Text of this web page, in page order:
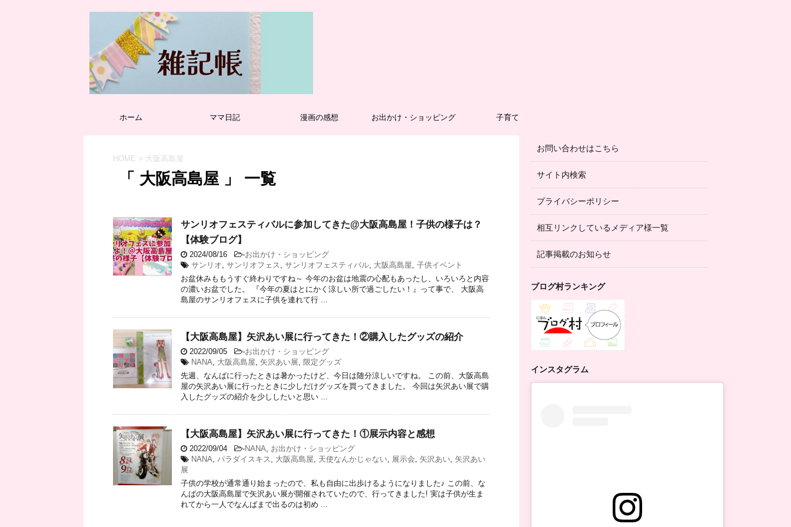
ホーム ママ日記 漫画の感想 お出かけ・ショッピング 子育て
HOME > 大阪高島屋
「 大阪高島屋 」 一覧
サンリオフェスティバルに参加してきた@大阪高島屋！子供の様子は？
【体験ブログ】
2024/08/16 -お出かけ・ショッピング
サンリオ サンリオフェス サンリオフェスティバル 大阪高島屋 子供イベント
お盆休みももうすぐ終わりですね～ 今年のお盆は地震の心配もあったし、いろいろと内容
の濃いお盆でした。 『今年の夏はとにかく涼しい所で過ごしたい！』って事で、 大阪高
島屋のサンリオフェスに子供を連れて行 ...
【大阪高島屋】矢沢あい展に行ってきた！②購入したグッズの紹介
2022/09/05 -お出かけ・ショッピング
NANA
大阪高島屋 矢沢あい展 限定グッズ
先週、なんばに行ったときは暑かったけど、今日は随分涼しいですね。 この前、大阪高島
屋の矢沢あい展に行ったときに少しだけグッズを買ってきました。 今回は矢沢あい展で購
入したグッズの紹介を少ししたいと思い ...
【大阪高島屋】矢沢あい展に行ってきた！①展示内容と感想
2022/09/04 -NANA
お出かけ・ショッピング
NANA
パラダイスキス 大阪高島屋 天使なんかじゃない 展示会 矢沢あい 矢沢あい
展
子供の学校が通常通り始まったので、私も自由に出歩けるようになりました♪ この前、な
んばの大阪高島屋で矢沢あい展が開催されていたので、行ってきました! 実は子供が生ま
れてから一人でなんばまで出るのは初め ...
お問い合わせはこちら
サイト内検索
プライバシーポリシー
相互リンクしているメディア様一覧
記事掲載のお知らせ
ブログ村ランキング
インスタグラム